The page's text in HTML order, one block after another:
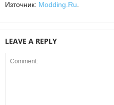
Източник: Modding.Ru.
LEAVE A REPLY